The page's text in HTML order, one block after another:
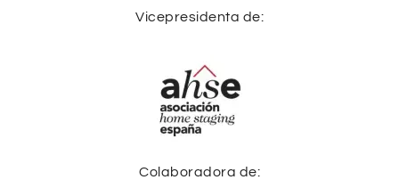
Vicepresidenta de:
Colaboradora de: